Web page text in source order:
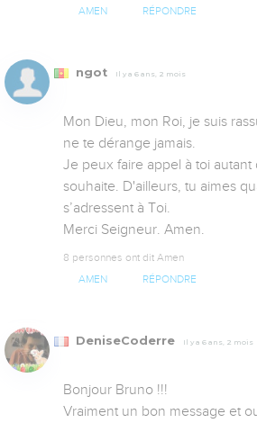
AMEN RÉPONDRE
ngot Il y a 6 ans, 2 mois
Mon Dieu, mon Roi, je suis
ne te dérange jamais.
Je peux faire appel à toi autant
souhaite. D'ailleurs, tu aimes
s’adressent à Toi.
Merci Seigneur. Amen.
8 personnes ont dit Amen
AMEN RÉPONDRE
DeniseCoderre Il y a 6 ans, 2 mois
Bonjour Bruno !!!
Vraiment un bon message et